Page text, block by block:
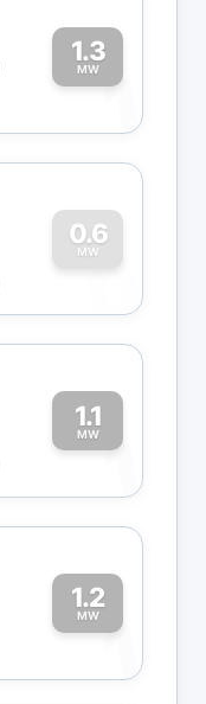
1.3
MW1
0.6
MW
0
1.1
MW1
1.2
MW1